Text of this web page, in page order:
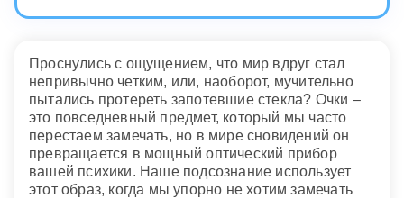
Проснулись с ощущением, что мир вдруг стал
непривычно четким, или, наоборот, мучительно
пытались протереть запотевшие стекла? Очки –
это повседневный предмет, который мы часто
перестаем замечать, но в мире сновидений он
превращается в мощный оптический прибор
вашей психики. Наше подсознание использует
этот образ, когда мы упорно не хотим замечать